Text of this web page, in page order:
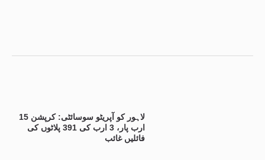
لاہور کو آپریٹو سوسائٹی: کرپشن 15
ارب پار، 3 ارب کی 391 پلاٹوں کی
فائلیں غائب